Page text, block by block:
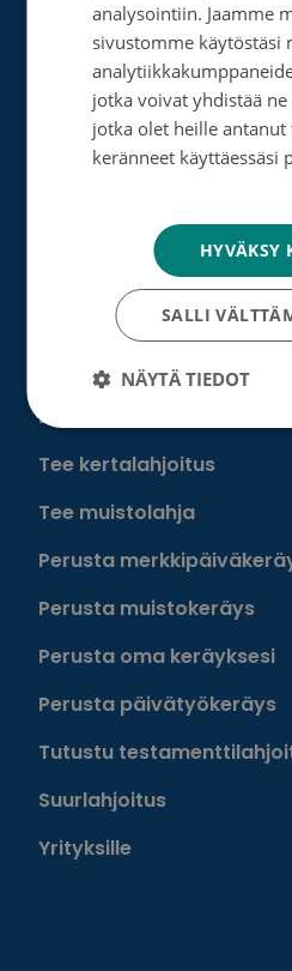
Rahankeräyslupa
Syöpäsäätiö
Saavutettavuus
Roosa nauha -keräys
Munien puolesta -keräys
Lahjoita
Löydä oma tapasi auttaa
Liity kuukausilahjoittajaksi
Tee kertalahjoitus
Tee muistolahja
Perusta
Perusta muistokeräys
Perusta oma keräyksesi
Perusta päivätyökeräys
Tutustu
Suurlahjoitus
Yrityksille
analysointiin. Jaamme
sivustomme käytöstäsi
jotka voivat yhdistää
jotka olet heille
keränneet käyttäessäsi
HYVÄKSY
SALLI
NÄYTÄ TIEDOT